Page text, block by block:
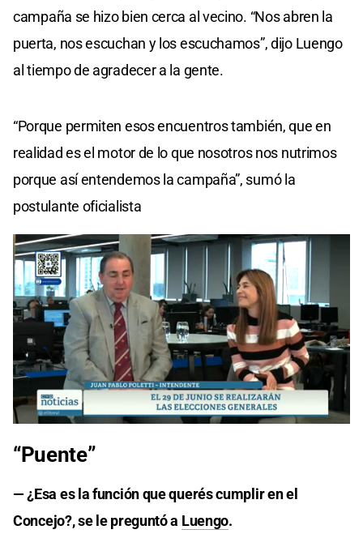
campaña se hizo bien cerca al vecino. “Nos abren la
puerta, nos escuchan y los escuchamos”, dijo Luengo
al tiempo de agradecer a la gente.
“Porque permiten esos encuentros también, que en
realidad es el motor de lo que nosotros nos nutrimos
porque así entendemos la campaña”, sumó la
postulante oficialista
“Puente”
— ¿Esa es la función que querés cumplir en el
Concejo?, se le preguntó a Luengo.